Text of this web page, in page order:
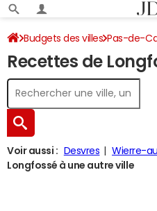
Budgets des villes Pas-de-
Recettes 2024
Recettes de
Voir aussi : Desvres Wierre-
Longfossé à une autre ville